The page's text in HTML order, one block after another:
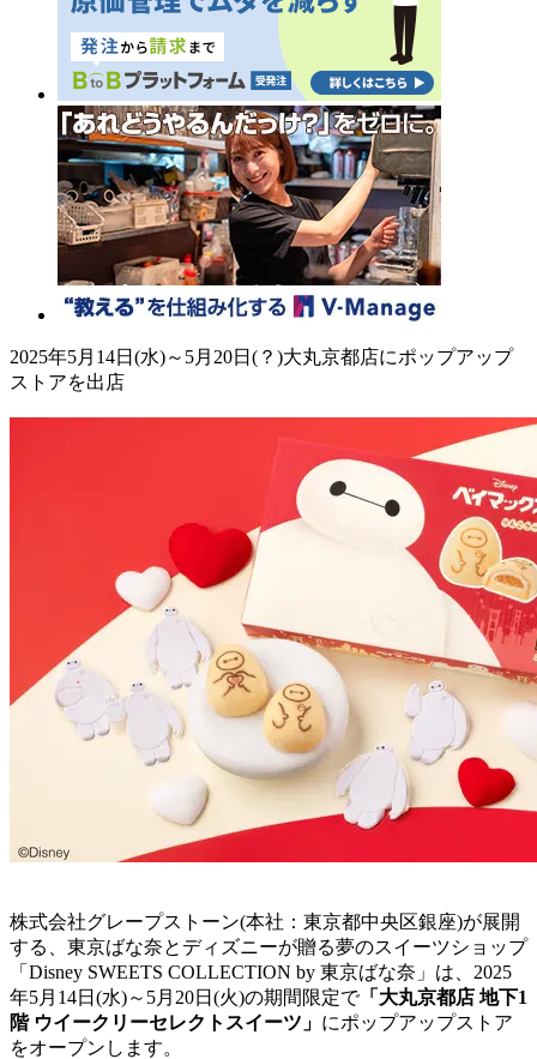
2025年5月14日(水)～5月20日(？)大丸京都店にポップアップ
ストアを出店
株式会社グレープストーン(本社：東京都中央区銀座)が展開
する、東京ばな奈とディズニーが贈る夢のスイーツショップ
「Disney SWEETS COLLECTION by 東京ばな奈」は、2025
年5月14日(水)～5月20日(火)の期間限定で「大丸京都店 地下1
階 ウイークリーセレクトスイーツ」 にポップアップストア
をオープンします。